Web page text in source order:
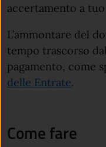
accertamento a
L’ammontare del
tempo trascorso
pagamento, come
delle Entrate(apre
.
Come fare